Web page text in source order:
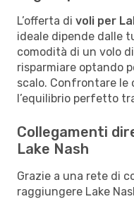
L’offerta di voli per
ideale dipende dalle
comodità di un volo
risparmiare optando
scalo. Confrontare
l’equilibrio perfetto
Collegamenti
Lake Nash
Grazie a una rete di
raggiungere Lake